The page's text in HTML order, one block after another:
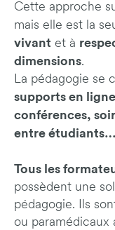
Cette approche
mais elle est la
vivant et à
dimensions.
La pédagogie se
supports en
conférences,
entre étudiants…
Tous les
possèdent une
pédagogie. Ils
ou paramédicaux